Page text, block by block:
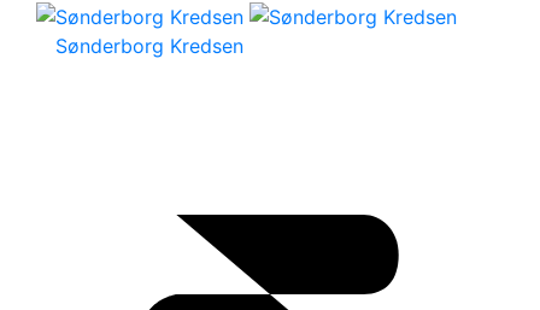
Sønderborg Kredsen